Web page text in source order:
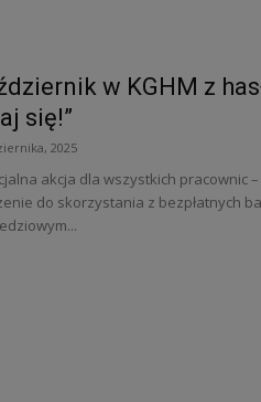
w KGHM z
się!”
2025
akcja dla wszystkich pracownic
do skorzystania z bezpłatnych